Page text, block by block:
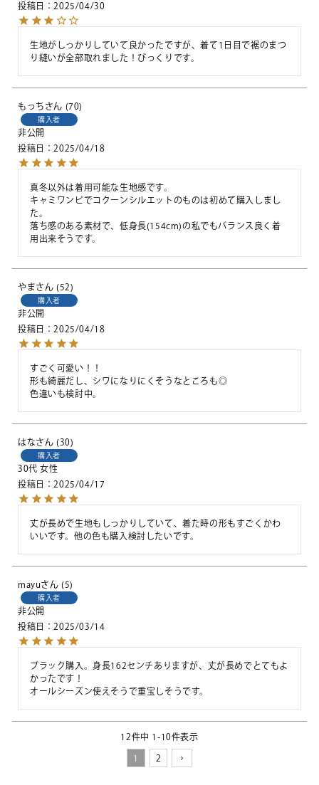
投稿日
2025/04/30
生地がしっかりしていて良かったですが、着て1日目で裾のまつ
り縫いが全部取れました！びっくりです。
もっち 70
購入者
非公開
投稿日
2025/04/18
真冬以外は着用可能な生地感です。
キャミワンピでコクーンシルエットのものは初めて購入しまし
た。
落ち感のある素材で、低身長(154cm)の私でもバランス良く着
用出来そうです。
やま 52
購入者
非公開
投稿日
2025/04/18
すごく可愛い！！
形も綺麗だし、シワになりにくそうなところも◎
色違いも検討中。
はな 30
購入者
30代 女性
投稿日
2025/04/17
丈が長めで生地もしっかりしていて、着た時の形もすごくかわ
いいです。他の色も購入検討したいです。
mayu 5
購入者
非公開
投稿日
2025/03/14
ブラック購入。身長162センチありますが、丈が長めでとてもよ
かったです！
オールシーズン使えそうで重宝しそうです。
12件中 1 -10件表示
1 2